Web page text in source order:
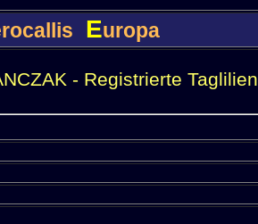
Europa
- Registrierte Taglilien